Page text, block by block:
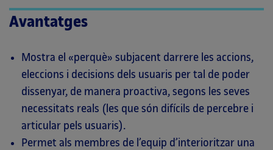
Avantatges
Mostra el «perquè» subjacent darrere les accions,
eleccions i decisions dels usuaris per tal de poder
dissenyar, de manera proactiva, segons les seves
necessitats reals (les que són difícils de percebre i
articular pels usuaris).
Permet als membres de l’equip d’interioritzar una